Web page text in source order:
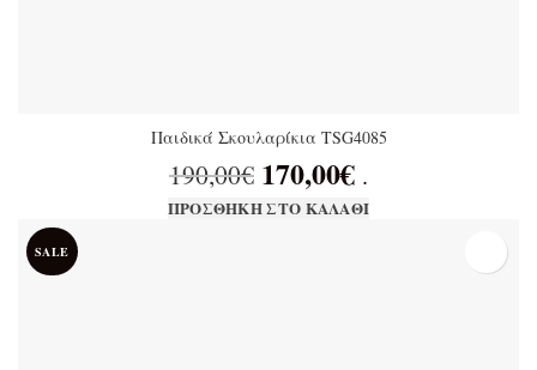
Παιδικά Σκουλαρίκια TSG4085
190,00€
Original price was:
190,00€.
170,00€ .
ΠΡΟΣΘΉΚΗ ΣΤΟ ΚΑΛΆΘΙ
SALE